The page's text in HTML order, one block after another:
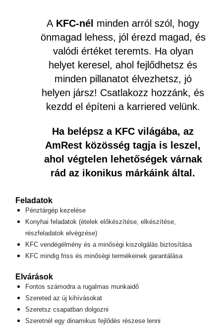
A KFC-nél minden arról szól, hogy
önmagad lehess, jól érezd magad, és
valódi értéket teremts. Ha olyan
helyet keresel, ahol fejlődhetsz és
minden pillanatot élvezhetsz, jó
helyen jársz! Csatlakozz hozzánk, és
kezdd el építeni a karriered velünk.
Ha belépsz a KFC világába, az
AmRest közösség tagja is leszel,
ahol végtelen lehetőségek várnak
rád az ikonikus márkáink által.
Feladatok
Pénztárgép kezelése
Konyhai feladatok (ételek előkészítése, elkészítése,
részfeladatok elvégzése)
KFC vendégélmény és a minőségi kiszolgálás biztosítása
KFC mindig friss és minőségi termékeinek garantálása
Elvárások
Fontos számodra a rugalmas munkaidő
Szereted az új kihívásokat
Szeretsz csapatban dolgozni
Szeretnél egy dinamikus fejlődés részese lenni